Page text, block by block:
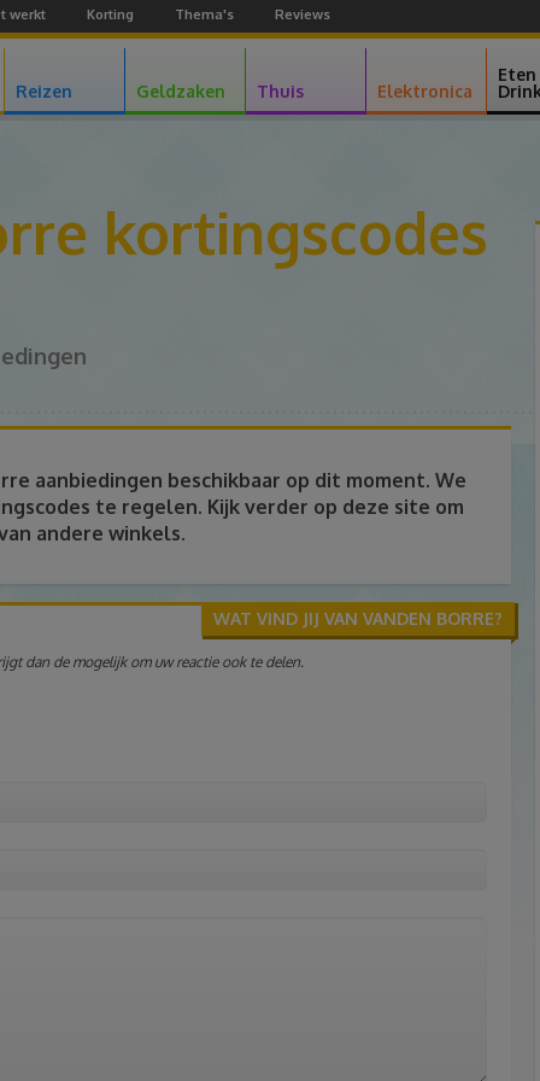
werkt Korting Thema's Reviews
Reizen Geldzaken Thuis Elektronica
Eten
kortingscodes
aanbiedingen beschikbaar op dit moment. We
te regelen. Kijk verder op deze site om
andere winkels.
WAT VIND JIJ VAN VANDEN BORRE?
dan de mogelijk om uw reactie ook te delen.